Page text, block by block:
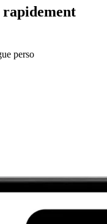
rapidement
perso